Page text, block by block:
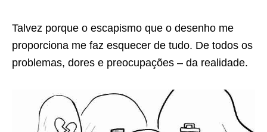
Talvez porque o escapismo que o desenho me
proporciona me faz esquecer de tudo. De todos os
problemas, dores e preocupações – da realidade.